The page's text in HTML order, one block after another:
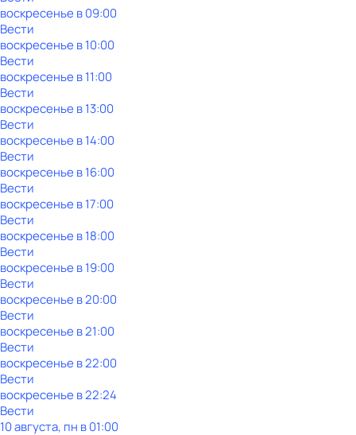
воскресенье в09:00
Вести
воскресенье в10:00
Вести
воскресенье в11:00
Вести
воскресенье в13:00
Вести
воскресенье в14:00
Вести
воскресенье в16:00
Вести
воскресенье в17:00
Вести
воскресенье в18:00
Вести
воскресенье в19:00
Вести
воскресенье в20:00
Вести
воскресенье в21:00
Вести
воскресенье в22:00
Вести
воскресенье в22:24
Вести
10 августа, пн в 01:00